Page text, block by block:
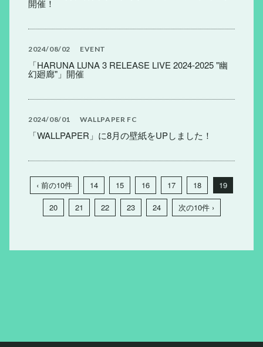
開催！
2024 08 02 EVENT
「HARUNA LUNA 3 RELEASE LIVE 2024-2025 "幽
幻廻廊"」開催
2024 08 01 WALLPAPER FC
「WALLPAPER」に8月の壁紙をUPしました！
‹ 前の10件 14 15 16 17 18
19
20
21 22 23 24 次の10件 ›